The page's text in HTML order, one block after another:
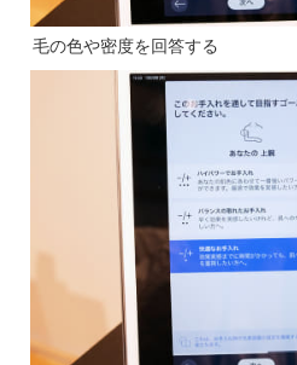
毛の色や密度を回答する